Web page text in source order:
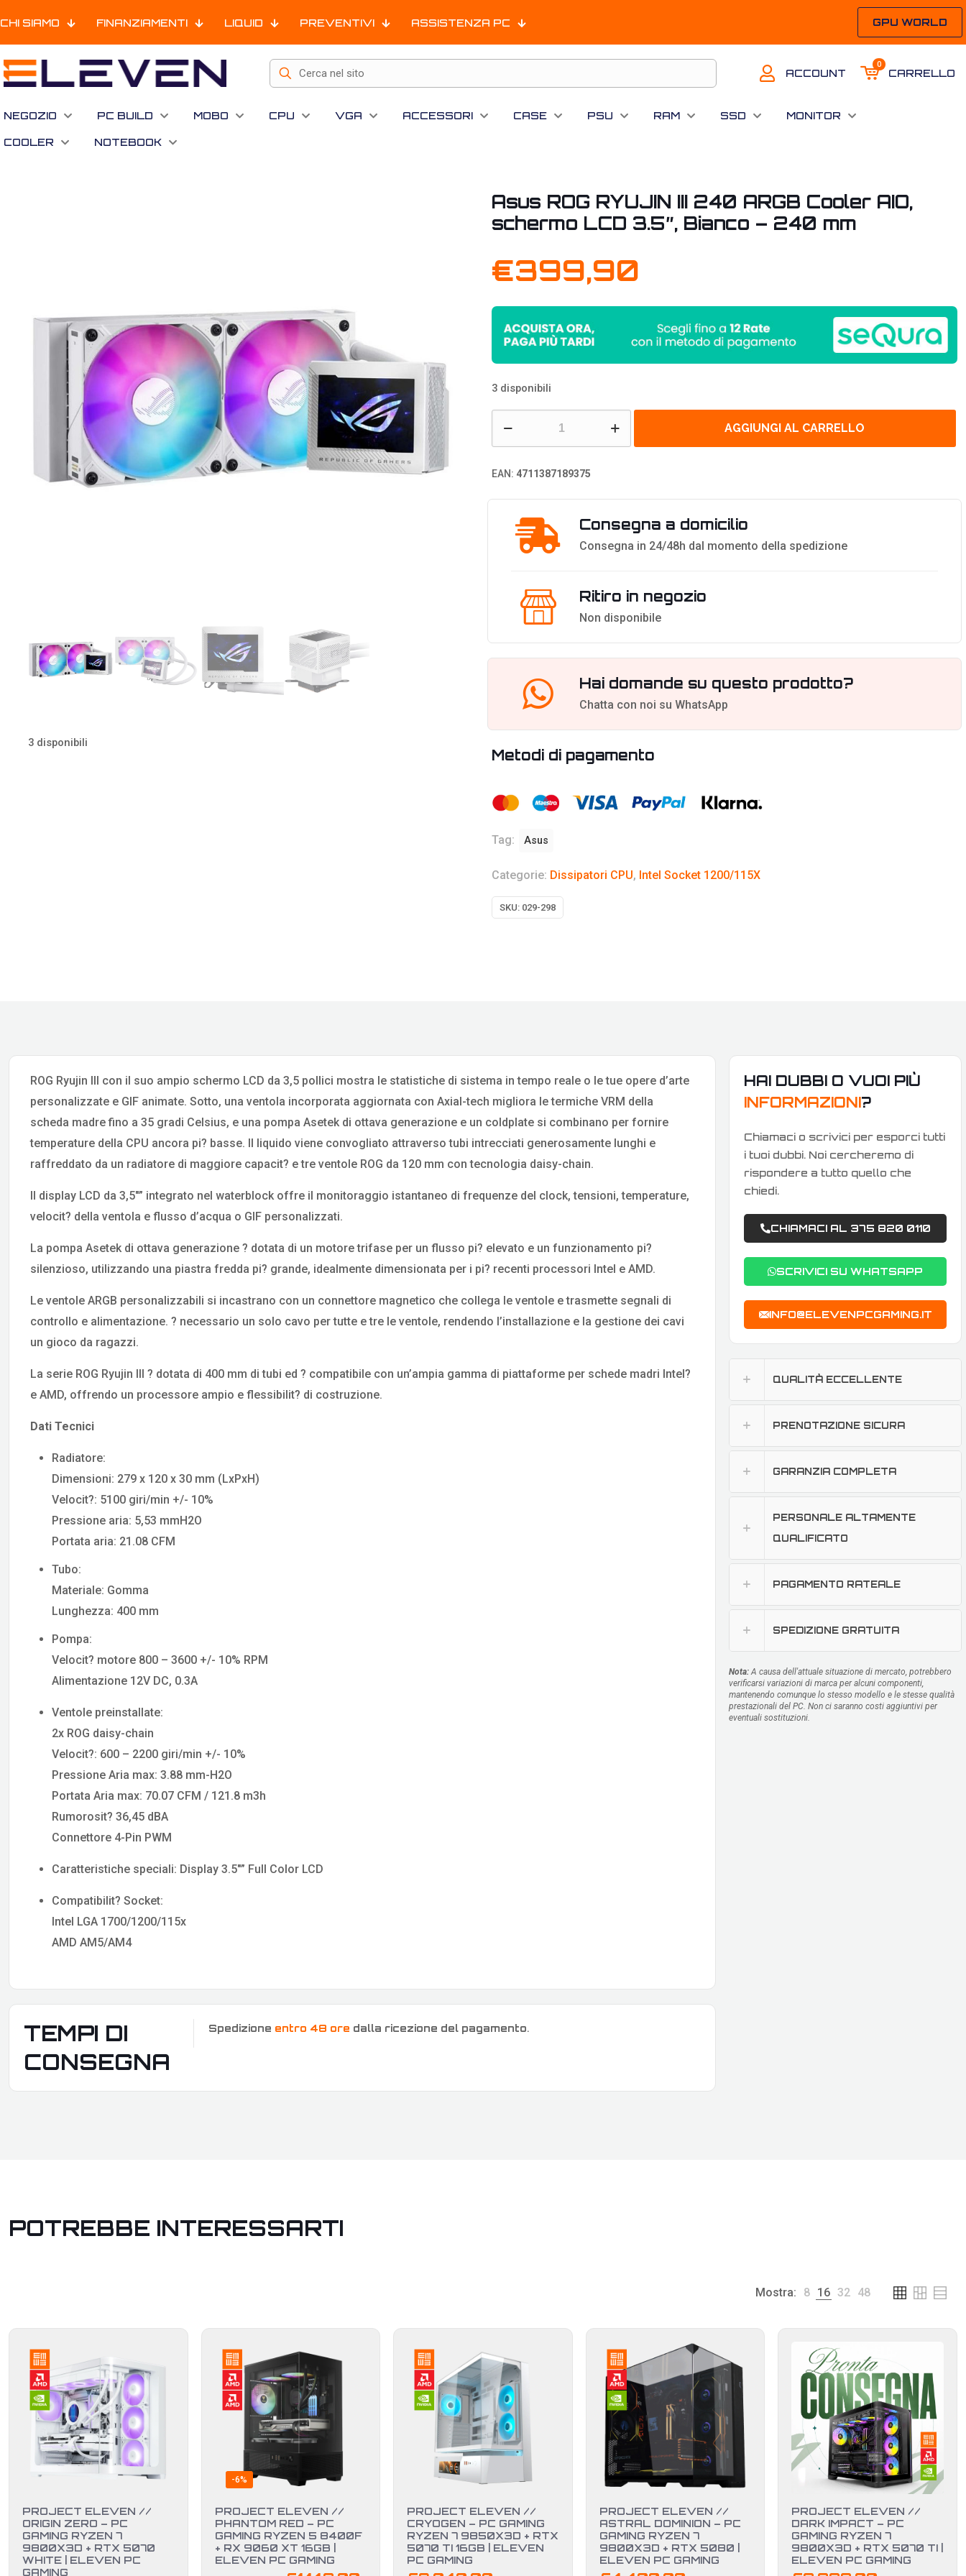
CHI SIAMO FINANZIAMENTI LIQUID PREVENTIVI ASSISTENZA PC GPU WORLD
ACCOUNT
0
CARRELLO
NEGOZIO PC BUILD MOBO CPU VGA ACCESSORI CASE PSU RAM SSD MONITOR
COOLER NOTEBOOK
3 disponibili
Asus ROG RYUJIN III 240 ARGB Cooler AIO,
schermo LCD 3.5″, Bianco – 240 mm
€399,90
3 disponibili
III
240
ARGB
Cooler
schermo
quantità
AGGIUNGI AL CARRELLO
EAN: 4711387189375
Consegna a domicilio
Consegna in 24/48h dal momento della spedizione
Ritiro in negozio
Non disponibile
Hai domande su questo prodotto?
Chatta con noi su WhatsApp
Metodi di pagamento
Tag: Asus
Categorie: Dissipatori CPU, Intel Socket 1200/115X
SKU: 029-298
ROG Ryujin III con il suo ampio schermo LCD da 3,5 pollici mostra le statistiche di sistema in tempo reale o le tue opere d’arte
personalizzate e GIF animate. Sotto, una ventola incorporata aggiornata con Axial-tech migliora le termiche VRM della
scheda madre fino a 35 gradi Celsius, e una pompa Asetek di ottava generazione e un coldplate si combinano per fornire
temperature della CPU ancora pi? basse. Il liquido viene convogliato attraverso tubi intrecciati generosamente lunghi e
raffreddato da un radiatore di maggiore capacit? e tre ventole ROG da 120 mm con tecnologia daisy-chain.
Il display LCD da 3,5″” integrato nel waterblock offre il monitoraggio istantaneo di frequenze del clock, tensioni, temperature,
velocit? della ventola e flusso d’acqua o GIF personalizzati.
La pompa Asetek di ottava generazione ? dotata di un motore trifase per un flusso pi? elevato e un funzionamento pi?
silenzioso, utilizzando una piastra fredda pi? grande, idealmente dimensionata per i pi? recenti processori Intel e AMD.
Le ventole ARGB personalizzabili si incastrano con un connettore magnetico che collega le ventole e trasmette segnali di
controllo e alimentazione. ? necessario un solo cavo per tutte e tre le ventole, rendendo l’installazione e la gestione dei cavi
un gioco da ragazzi.
La serie ROG Ryujin III ? dotata di 400 mm di tubi ed ? compatibile con un’ampia gamma di piattaforme per schede madri Intel?
e AMD, offrendo un processore ampio e flessibilit? di costruzione.
Dati Tecnici
Radiatore:
Dimensioni: 279 x 120 x 30 mm (LxPxH)
Velocit?: 5100 giri/min +/- 10%
Pressione aria: 5,53 mmH2O
Portata aria: 21.08 CFM
Tubo:
Materiale: Gomma
Lunghezza: 400 mm
Pompa:
Velocit? motore 800 – 3600 +/- 10% RPM
Alimentazione 12V DC, 0.3A
Ventole preinstallate:
2x ROG daisy-chain
Velocit?: 600 – 2200 giri/min +/- 10%
Pressione Aria max: 3.88 mm-H2O
Portata Aria max: 70.07 CFM / 121.8 m3h
Rumorosit? 36,45 dBA
Connettore 4-Pin PWM
Caratteristiche speciali: Display 3.5″” Full Color LCD
Compatibilit? Socket:
Intel LGA 1700/1200/115x
AMD AM5/AM4
TEMPI DI
CONSEGNA
Spedizione entro 48 ore dalla ricezione del pagamento.
HAI DUBBI O VUOI PIÙ
INFORMAZIONI?
Chiamaci o scrivici per esporci tutti
i tuoi dubbi. Noi cercheremo di
rispondere a tutto quello che
chiedi.
CHIAMACI AL 375 820 0110
SCRIVICI SU WHATSAPP
INFO@ELEVENPCGAMING.IT
QUALITÀ ECCELLENTE
PRENOTAZIONE SICURA
GARANZIA COMPLETA
PERSONALE ALTAMENTE
QUALIFICATO
PAGAMENTO RATEALE
SPEDIZIONE GRATUITA
Nota:A causa dell'attuale situazione di mercato, potrebbero
verificarsi variazioni di marca per alcuni componenti,
mantenendo comunque lo stesso modello e le stesse qualità
prestazionali del PC. Non ci saranno costi aggiuntivi per
eventuali sostituzioni.
POTREBBE INTERESSARTI
Mostra: 8 16 32 48
PROJECT ELEVEN //
ORIGIN ZERO – PC
GAMING RYZEN 7
9800X3D + RTX 5070
WHITE | ELEVEN PC
GAMING
-6%
PROJECT ELEVEN //
PHANTOM RED – PC
GAMING RYZEN 5 8400F
+ RX 9060 XT 16GB |
ELEVEN PC GAMING
PROJECT ELEVEN //
CRYOGEN – PC GAMING
RYZEN 7 9850X3D + RTX
5070 TI 16GB | ELEVEN
PC GAMING
PROJECT ELEVEN //
ASTRAL DOMINION – PC
GAMING RYZEN 7
9800X3D + RTX 5080 |
ELEVEN PC GAMING
PROJECT ELEVEN //
DARK IMPACT – PC
GAMING RYZEN 7
9800X3D + RTX 5070 TI |
ELEVEN PC GAMING